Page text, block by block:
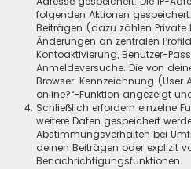
folgenden Aktionen
Beiträgen (dazu zählen
Änderungen an zentralen
Kontoaktivierung, Benutzer-
Anmeldeversuche. Die von
Browser-Kennzeichnung (User
online?“-Funktion angezeigt
Schließlich erfordern einzelne
weitere Daten gespeichert
Abstimmungsverhalten bei
deinen Beiträgen oder explizit
Benachrichtigungsfunktionen.